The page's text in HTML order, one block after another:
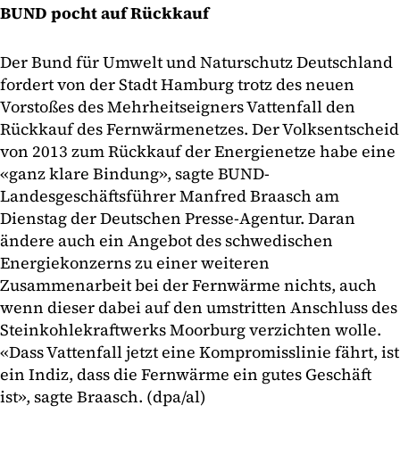
BUND pocht auf Rückkauf
Der Bund für Umwelt und Naturschutz Deutschland
fordert von der Stadt Hamburg trotz des neuen
Vorstoßes des Mehrheitseigners Vattenfall den
Rückkauf des Fernwärmenetzes. Der Volksentscheid
von 2013 zum Rückkauf der Energienetze habe eine
«ganz klare Bindung», sagte BUND-
Landesgeschäftsführer Manfred Braasch am
Dienstag der Deutschen Presse-Agentur. Daran
ändere auch ein Angebot des schwedischen
Energiekonzerns zu einer weiteren
Zusammenarbeit bei der Fernwärme nichts, auch
wenn dieser dabei auf den umstritten Anschluss des
Steinkohlekraftwerks Moorburg verzichten wolle.
«Dass Vattenfall jetzt eine Kompromisslinie fährt, ist
ein Indiz, dass die Fernwärme ein gutes Geschäft
ist», sagte Braasch. (dpa/al)